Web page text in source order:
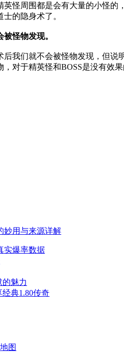
怪周围都是会有大量的小怪的
的隐身术了。
怪物发现。
我们就不会被怪物发现，但说
对于精英怪和BOSS是没有效
妙用与来源详解
实爆率数据
魅力
典1.80传奇
图